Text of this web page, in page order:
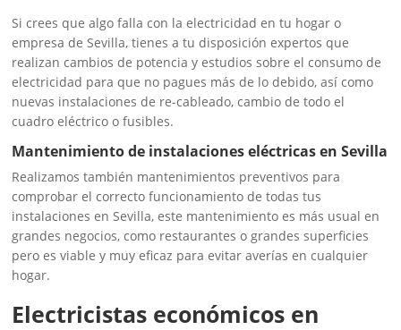
Si crees que algo falla con la electricidad en tu hogar o
empresa de Sevilla, tienes a tu disposición expertos que
realizan cambios de potencia y estudios sobre el consumo de
electricidad para que no pagues más de lo debido, así como
nuevas instalaciones de re-cableado, cambio de todo el
cuadro eléctrico o fusibles.
Mantenimiento de instalaciones eléctricas en Sevilla
Realizamos también mantenimientos preventivos para
comprobar el correcto funcionamiento de todas tus
instalaciones en Sevilla, este mantenimiento es más usual en
grandes negocios, como restaurantes o grandes superficies
pero es viable y muy eficaz para evitar averías en cualquier
hogar.
Electricistas económicos en